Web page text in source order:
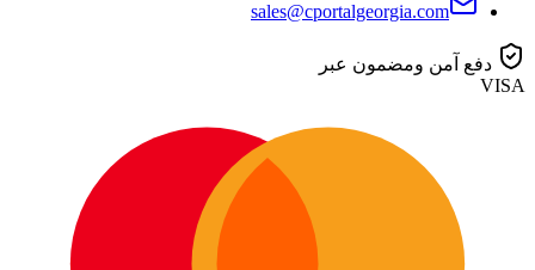
sales@cportalgeorgia.com
دفع آمن ومضمون عبر
VISA